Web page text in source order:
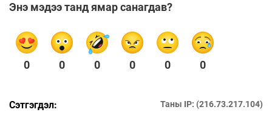
Энэ мэдээ танд ямар санагдав?
0 0 0 0 0 0
Сэтгэгдэл: Таны IP: (216.73.217.104)